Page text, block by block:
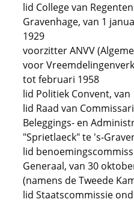
lid College van
Gravenhage, van 1
1929
voorzitter ANVV
voor
tot februari 1958
lid Politiek Convent,
lid Raad van
Beleggings- en
"Sprietlaeck" te 's-
lid
Generaal, van 30
(namens de Tweede
lid Staatscommissie